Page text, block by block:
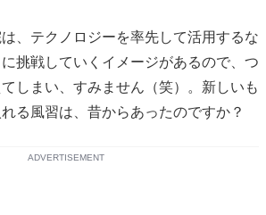
、テクノロジーを率先して活用するな
挑戦していくイメージがあるので、つ
しまい、すみません（笑）。新しいも
る風習は、昔からあったのですか？
ADVERTISEMENT